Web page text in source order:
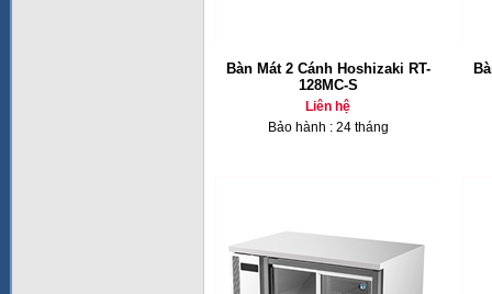
Bàn Mát 2 Cánh Hoshizaki RT-
128MC-S
Liên hệ
Bảo hành : 24 tháng